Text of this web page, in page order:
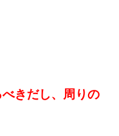
べきだし、周りの